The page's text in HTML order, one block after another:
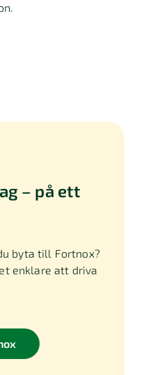
– på ett
byta till Fortnox?
enklare att driva